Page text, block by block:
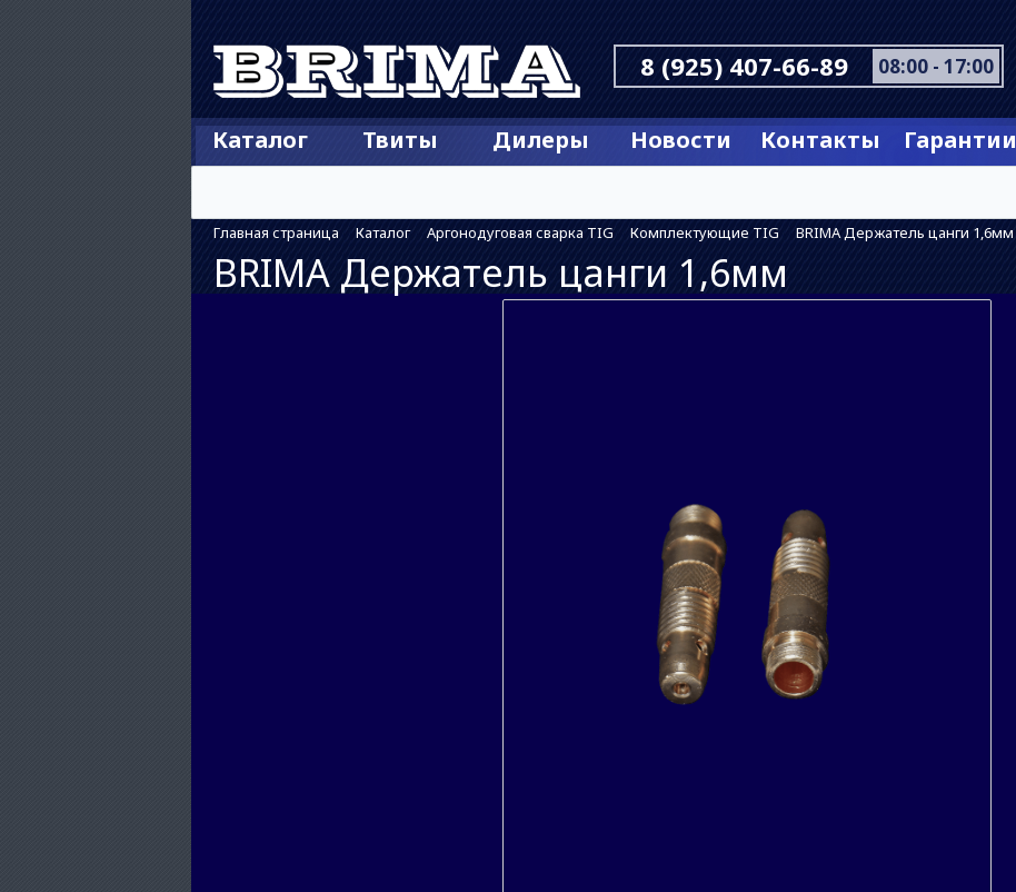
8 (925) 407-66-89 08:00 - 17:00
Каталог Твиты Дилеры Новости Контакты Гарантии
Главная страница Каталог Аргонодуговая сварка TIG Комплектующие TIG BRIMA Держатель цанги 1,6мм
BRIMA Держатель цанги 1,6мм